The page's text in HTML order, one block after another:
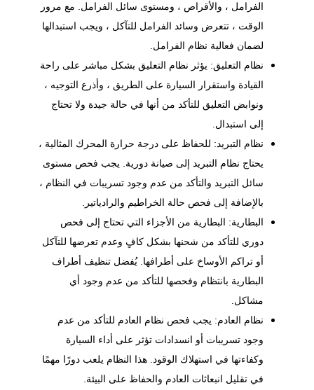
الفرامل ، والأقراص ، ومستوى سائل الفرامل. مع مرور
الوقت ، تتعرض وسائد الفرامل للتآكل ، ويجب استبدالها
لضمان فعالية نظام الفرامل.
نظام التعليق: يؤثر نظام التعليق بشكل مباشر على راحة
القيادة واستقرار السيارة على الطريق ، وأذرع التوجيه ،
ونوابض التعليق للتأكد من أنها في حالة جيدة ولا تحتاج
إلى استبدال.
نظام التبريد: للحفاظ على درجة حرارة المحرك المثالية ،
يحتاج نظام التبريد إلى صيانة دورية. يجب فحص مستوى
سائل التبريد والتأكد من عدم وجود تسريبات في النظام ،
بالإضافة إلى فحص حالة الخراطيم والرادياتير.
البطارية: البطارية من الأجزاء التي تحتاج إلى فحص
دوري للتأكد من شحنها بشكل كافٍ وعدم تعرضها للتآكل
أو تراكم الأوساخ على أطرافها. يُفضل تنظيف أطراف
البطارية بانتظام وفحصها للتأكد من عدم وجود أي
مشاكل.
نظام العادم: يجب فحص نظام العادم للتأكد من عدم
وجود تسريبات أو انسدادات تؤثر على أداء السيارة
وكفاءتها في استهلاك الوقود. هذا النظام يلعب دورًا مهمًا
في تقليل انبعاثات العادم والحفاظ على البيئة.